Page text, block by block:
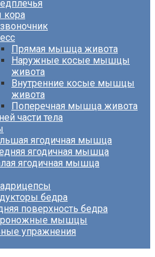
Прямая мышца живота
Наружные косые мышцы
живота
Внутренние косые мышцы
живота
Поперечная мышца живота
части тела
ягодичная мышца
ягодичная мышца
ягодичная мышца
бедра
поверхность бедра
мышцы
упражнения